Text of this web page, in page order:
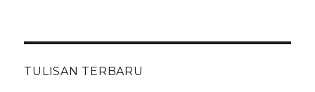
TULISAN TERBARU